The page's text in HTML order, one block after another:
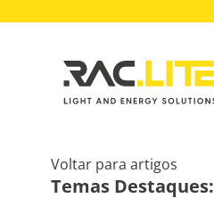
Voltar para artigos
Temas Destaques: